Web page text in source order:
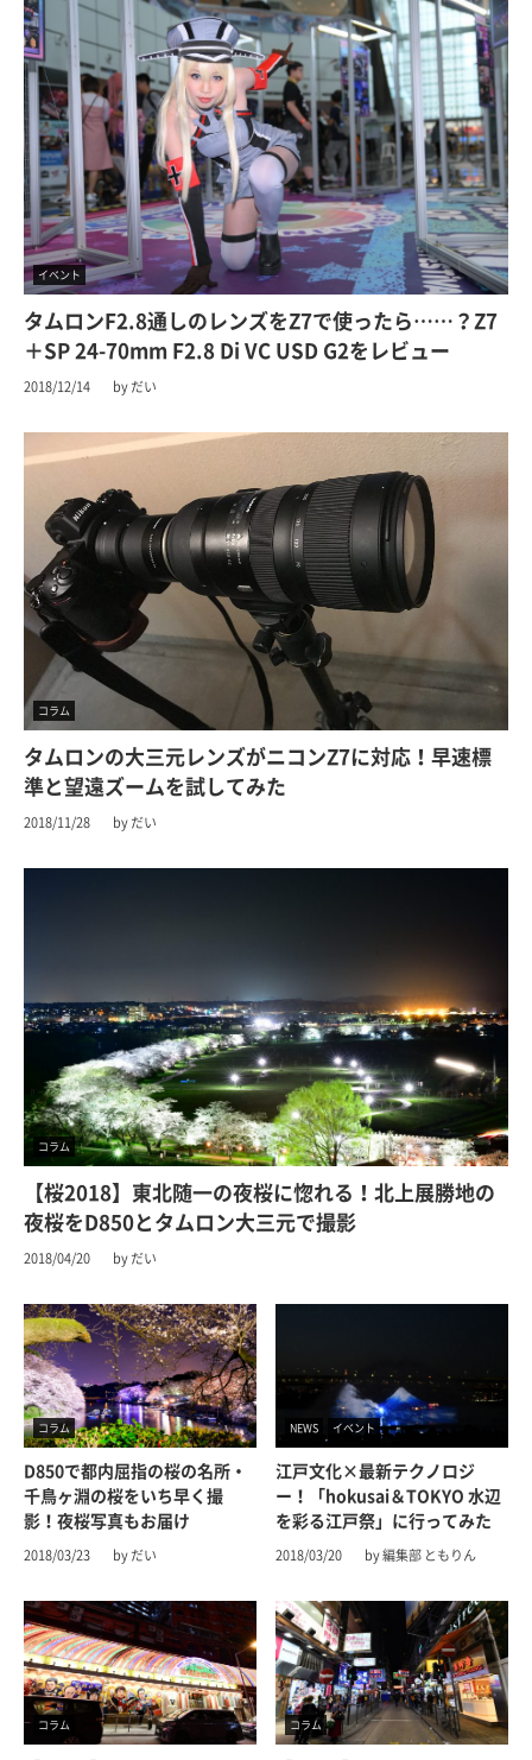
イベント
タムロンF2.8通しのレンズをZ7で使ったら……？Z7
＋SP 24-70mm F2.8 Di VC USD G2をレビュー
2018/12/14 by だい
コラム
タムロンの大三元レンズがニコンZ7に対応！早速標
準と望遠ズームを試してみた
2018/11/28 by だい
コラム
【桜2018】東北随一の夜桜に惚れる！北上展勝地の
夜桜をD850とタムロン大三元で撮影
2018/04/20 by だい
コラム
D850で都内屈指の桜の名所・
千鳥ヶ淵の桜をいち早く撮
影！夜桜写真もお届け
2018/03/23 by だい
NEWS イベント
江戸文化×最新テクノロジ
ー！「hokusai＆TOKYO 水辺
を彩る江戸祭」に行ってみた
2018/03/20 by 編集部 ともりん
コラム コラム